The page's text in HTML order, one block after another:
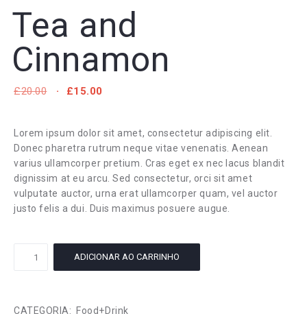
Tea and
Cinnamon
£20.00
ERA:
£20.00.
£15.00
É:
£15.00.
Lorem ipsum dolor sit amet, consectetur adipiscing elit.
Donec pharetra rutrum neque vitae venenatis. Aenean
varius ullamcorper pretium. Cras eget ex nec lacus blandit
dignissim at eu arcu. Sed consectetur, orci sit amet
vulputate auctor, urna erat ullamcorper quam, vel auctor
justo felis a dui. Duis maximus posuere augue.
ADICIONAR AO CARRINHO
CATEGORIA:
Food+Drink